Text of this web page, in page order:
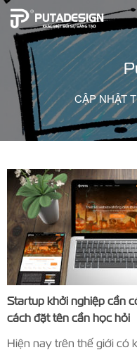
CẬP NHẬT
Startup khởi nghiệp cần
cách đặt tên cần học hỏi
Hiện nay trên thế giới có